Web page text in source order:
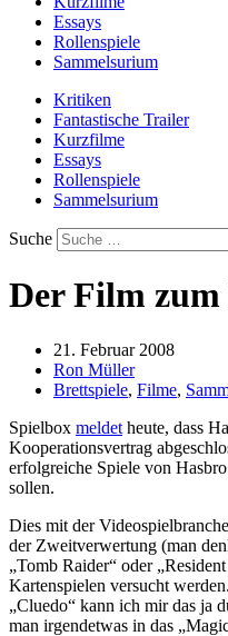
Essays
Rollenspiele
Sammelsurium
Kritiken
Fantastische Trailer
Kurzfilme
Essays
Rollenspiele
Sammelsurium
Suche
Der Film
21. Februar 2008
Ron Müller
Brettspiele, Filme,
Spielbox meldet heute, dass
Kooperationsvertrag
erfolgreiche Spiele von
sollen.
Dies mit der
der Zweitverwertung (man
„Tomb Raider“ oder
Kartenspielen versucht
„Cluedo“ kann ich mir das ja
man irgendetwas in das